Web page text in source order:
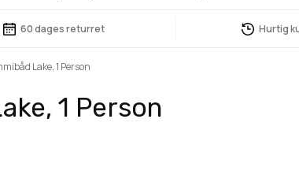
60 dages returret Hurtig
Lake, 1 Person
1 Person